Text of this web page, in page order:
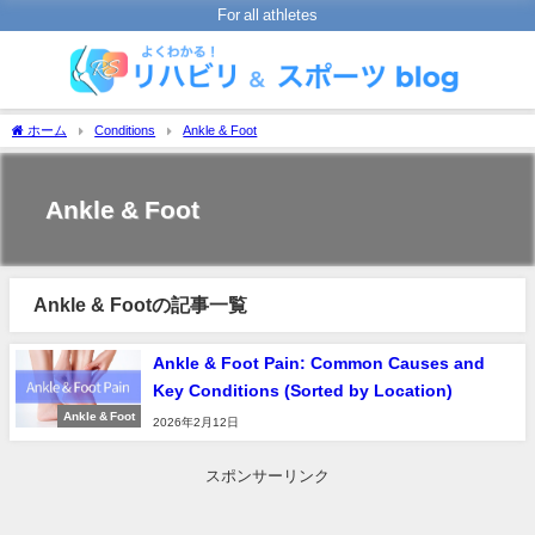
For all athletes
ホーム Conditions Ankle & Foot
Ankle & Foot
Ankle & Footの記事一覧
Ankle & Foot
Ankle & Foot Pain: Common Causes and
Key Conditions (Sorted by Location)
2026年2月12日
スポンサーリンク